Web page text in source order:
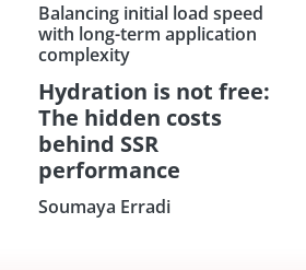
Balancing initial load speed
with long-term application
complexity
Hydration is not free:
The hidden costs
behind SSR
performance
Soumaya Erradi